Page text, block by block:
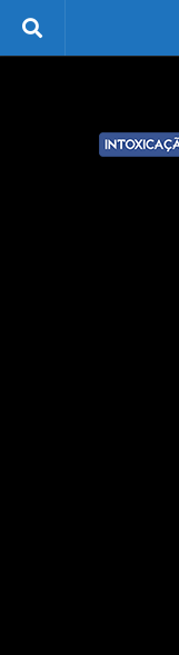
Skip to content